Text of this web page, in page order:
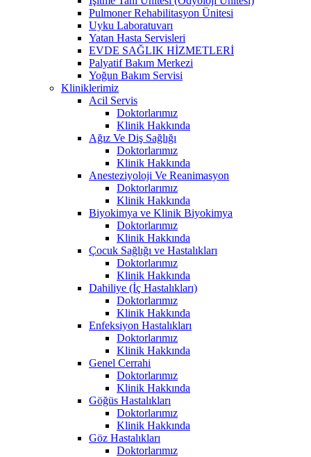
Pulmoner Rehabilitasyon Ünitesi
Uyku Laboratuvarı
Yatan Hasta Servisleri
EVDE SAĞLIK HİZMETLERİ
Palyatif Bakım Merkezi
Yoğun Bakım Servisi
Kliniklerimiz
Acil Servis
Doktorlarımız
Klinik Hakkında
Ağız Ve Diş Sağlığı
Doktorlarımız
Klinik Hakkında
Anesteziyoloji Ve Reanimasyon
Doktorlarımız
Klinik Hakkında
Biyokimya ve Klinik Biyokimya
Doktorlarımız
Klinik Hakkında
Çocuk Sağlığı ve Hastalıkları
Doktorlarımız
Klinik Hakkında
Dahiliye (İç Hastalıkları)
Doktorlarımız
Klinik Hakkında
Enfeksiyon Hastalıkları
Doktorlarımız
Klinik Hakkında
Genel Cerrahi
Doktorlarımız
Klinik Hakkında
Göğüs Hastalıkları
Doktorlarımız
Klinik Hakkında
Göz Hastalıkları
Doktorlarımız